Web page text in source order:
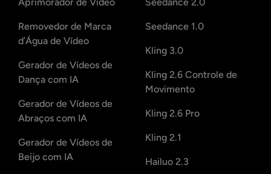
Removedor de Marca
d’Água de Vídeo
Gerador de Vídeos de
Dança com IA
Gerador de Vídeos de
Abraços com IA
Gerador de Vídeos de
Beijo com IA
Seedance 1.0
Kling 3.0
Kling 2.6 Controle de
Movimento
Kling 2.6 Pro
Kling 2.1
Hailuo 2.3